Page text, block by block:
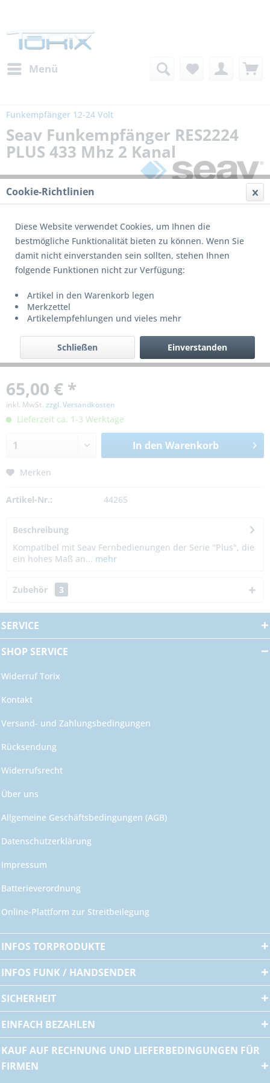
Menü
Funkempfänger 12-24 Volt
Seav Funkempfänger RES2224
PLUS 433 Mhz 2 Kanal
65,00 € *
inkl. MwSt. zzgl. Versandkosten
Lieferzeit ca. 1-3 Werktage
In den Warenkorb
Merken
Artikel-Nr.: 44265
Beschreibung
Kompatibel mit Seav Fernbedienungen der Serie "Plus", die
ein hohes Maß an... mehr
Zubehör 3
SERVICE
SHOP SERVICE
Widerruf Torix
Kontakt
Versand- und Zahlungsbedingungen
Rücksendung
Widerrufsrecht
Über uns
Allgemeine Geschäftsbedingungen (AGB)
Datenschutzerklärung
Impressum
Batterieverordnung
Online-Plattform zur Streitbeilegung
INFOS TORPRODUKTE
INFOS FUNK / HANDSENDER
SICHERHEIT
EINFACH BEZAHLEN
KAUF AUF RECHNUNG UND LIEFERBEDINGUNGEN FÜR
FIRMEN
Cookie-Richtlinien
Diese Website verwendet Cookies, um Ihnen die
bestmögliche Funktionalität bieten zu können. Wenn Sie
damit nicht einverstanden sein sollten, stehen Ihnen
folgende Funktionen nicht zur Verfügung:
Artikel in den Warenkorb legen
Merkzettel
Artikelempfehlungen und vieles mehr
Einverstanden
Schließen